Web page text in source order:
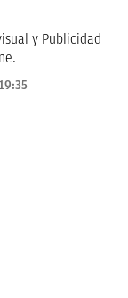
y Publicidad